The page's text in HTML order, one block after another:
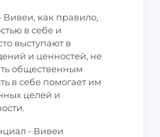
Вивеи, как правило,
в себе и
выступают в
и ценностей, не
общественным
в себе помогает им
целей и
- Вивеи